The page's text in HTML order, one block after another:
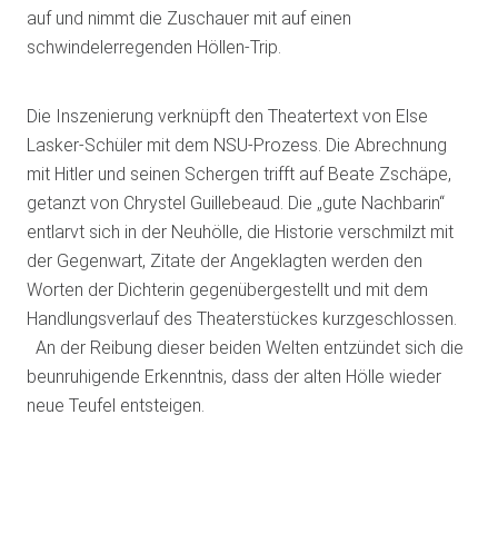
auf und nimmt die Zuschauer mit auf einen
schwindelerregenden Höllen-Trip.
Die Inszenierung verknüpft den Theatertext von Else
Lasker-Schüler mit dem NSU-Prozess. Die Abrechnung
mit Hitler und seinen Schergen trifft auf Beate Zschäpe,
getanzt von Chrystel Guillebeaud. Die „gute Nachbarin“
entlarvt sich in der Neuhölle, die Historie verschmilzt mit
der Gegenwart, Zitate der Angeklagten werden den
Worten der Dichterin gegenübergestellt und mit dem
Handlungsverlauf des Theaterstückes kurzgeschlossen.
An der Reibung dieser beiden Welten entzündet sich die
beunruhigende Erkenntnis, dass der alten Hölle wieder
neue Teufel entsteigen.